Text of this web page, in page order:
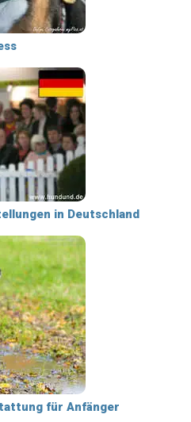
in Deutschland
für Anfänger